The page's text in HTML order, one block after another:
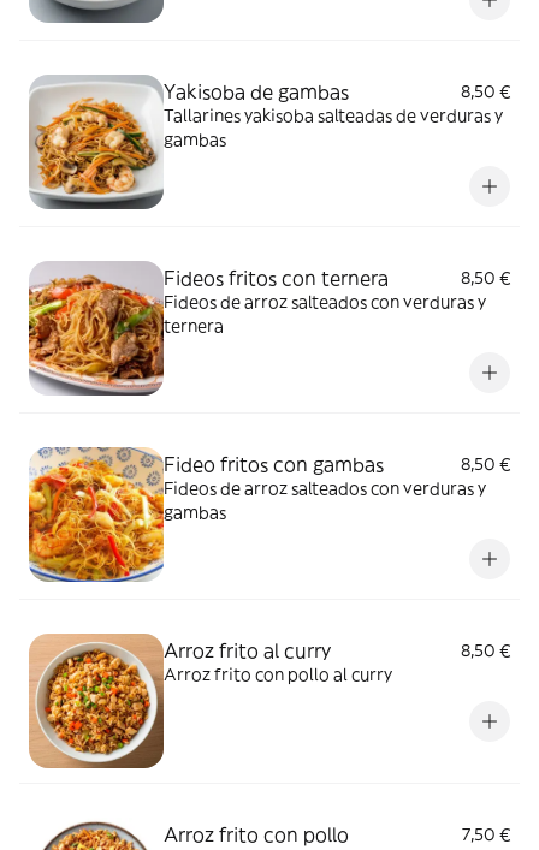
Yakisoba de gambas
8,50 €
Tallarines yakisoba salteadas de verduras y
gambas
Fideos fritos con ternera
8,50 €
Fideos de arroz salteados con verduras y
ternera
Fideo fritos con gambas
8,50 €
Fideos de arroz salteados con verduras y
gambas
Arroz frito al curry
8,50 €
Arroz frito con pollo al curry
Arroz frito con pollo
7,50 €